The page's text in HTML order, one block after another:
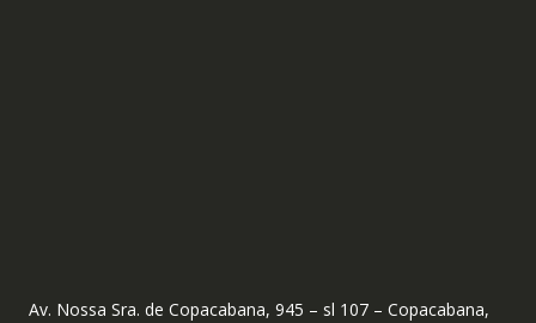
Av. Nossa Sra. de Copacabana, 945 – sl 107 – Copacabana,